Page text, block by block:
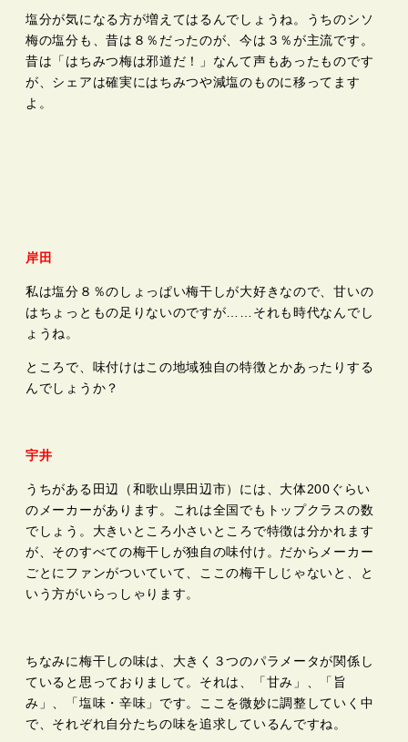
塩分が気になる方が増えてはるんでしょうね。うちのシソ
梅の塩分も、昔は８％だったのが、今は３％が主流です。
昔は「はちみつ梅は邪道だ！」なんて声もあったものです
が、シェアは確実にはちみつや減塩のものに移ってます
よ。
岸田
私は塩分８％のしょっぱい梅干しが大好きなので、甘いの
はちょっともの足りないのですが……それも時代なんでし
ょうね。
ところで、味付けはこの地域独自の特徴とかあったりする
んでしょうか？
宇井
うちがある田辺（和歌山県田辺市）には、大体200ぐらい
のメーカーがあります。これは全国でもトップクラスの数
でしょう。大きいところ小さいところで特徴は分かれます
が、そのすべての梅干しが独自の味付け。だからメーカー
ごとにファンがついていて、ここの梅干しじゃないと、と
いう方がいらっしゃります。
ちなみに梅干しの味は、大きく３つのパラメータが関係し
ていると思っておりまして。それは、「甘み」、「旨
み」、「塩味・辛味」です。ここを微妙に調整していく中
で、それぞれ自分たちの味を追求しているんですね。